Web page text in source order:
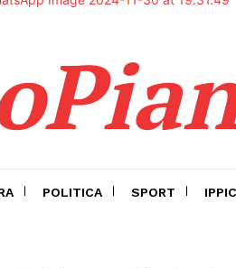
POLITICA SPORT